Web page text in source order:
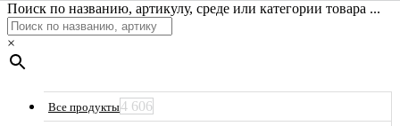
Поиск по названию, артикулу, среде или категории товара ...
×
Все продукты4 606